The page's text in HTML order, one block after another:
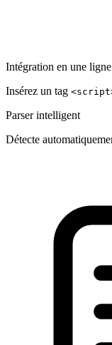
Intégration en une ligne
Insérez un tag
Parser intelligent
Détecte